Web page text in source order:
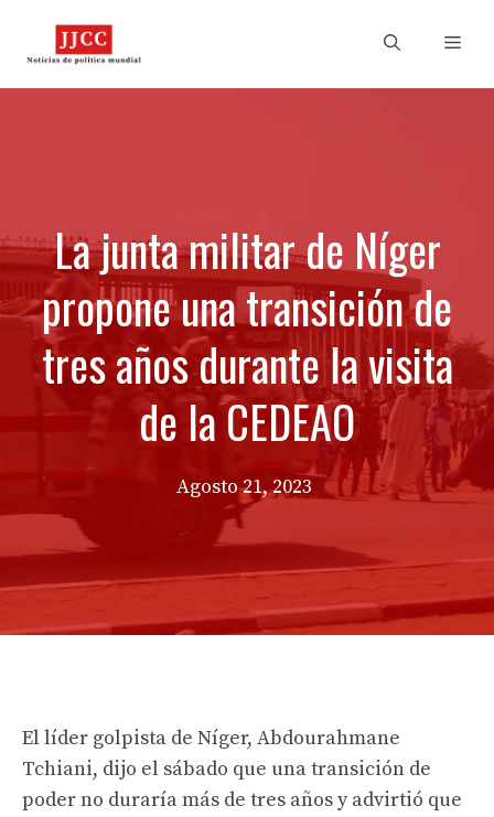
La junta militar de Níger
propone una transición de
tres años durante la visita
de la CEDEAO
Agosto 21, 2023
El líder golpista de Níger, Abdourahmane
Tchiani, dijo el sábado que una transición de
poder no duraría más de tres años y advirtió que